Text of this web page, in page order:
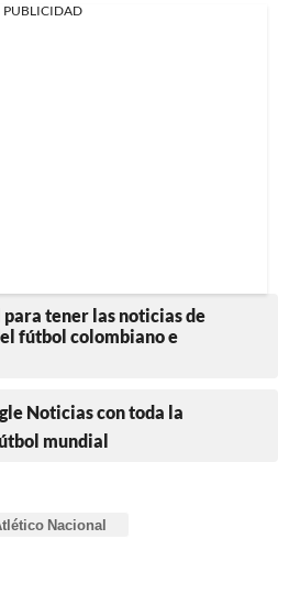
PUBLICIDAD
para tener las noticias de
fútbol colombiano e
Noticias con toda la
mundial
Nacional